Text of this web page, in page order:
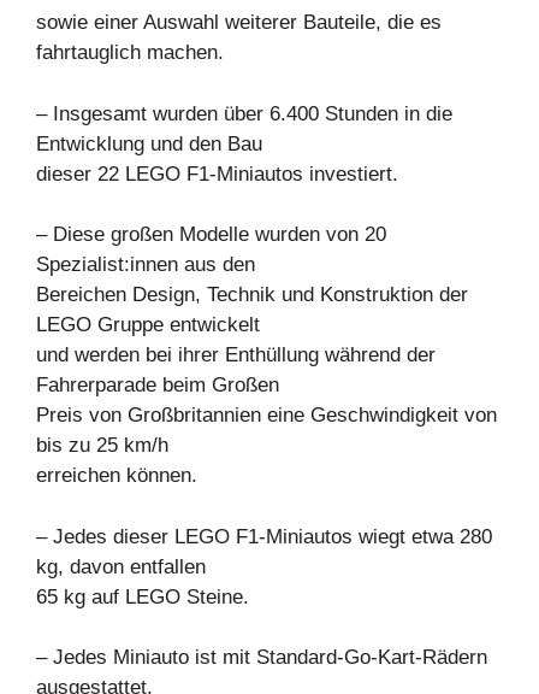
sowie einer Auswahl weiterer Bauteile, die es
fahrtauglich machen.
– Insgesamt wurden über 6.400 Stunden in die
Entwicklung und den Bau
dieser 22 LEGO F1-Miniautos investiert.
– Diese großen Modelle wurden von 20
Spezialist:innen aus den
Bereichen Design, Technik und Konstruktion der
LEGO Gruppe entwickelt
und werden bei ihrer Enthüllung während der
Fahrerparade beim Großen
Preis von Großbritannien eine Geschwindigkeit von
bis zu 25 km/h
erreichen können.
– Jedes dieser LEGO F1-Miniautos wiegt etwa 280
kg, davon entfallen
65 kg auf LEGO Steine.
– Jedes Miniauto ist mit Standard-Go-Kart-Rädern
ausgestattet.